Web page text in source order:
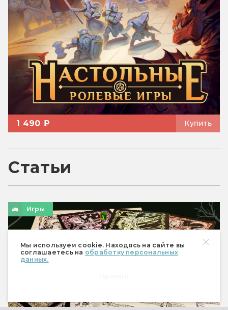
Мы используем cookie. Находясь на сайте вы
соглашаетесь на обработку персональных
данных.
1 490 ₽ Купить
Статьи
Игры